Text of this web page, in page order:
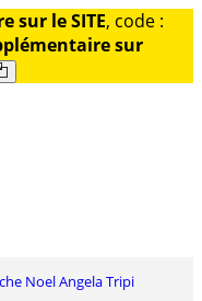
sur le SITE, code :
sur
Noel Angela Tripi